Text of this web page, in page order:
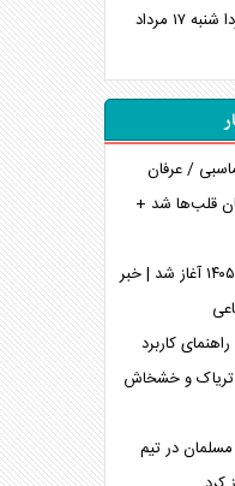
جدول قطعی برق استان گیلان فردا شنبه ۱۷ مرداد
/ عرفان
قلب‌ها شد +
واریز مابه‌التفاوت حقوق فروردین ۱۴۰۵ آغاز شد | خبر
کاربرد
تریاک و خشخاش
در تیم